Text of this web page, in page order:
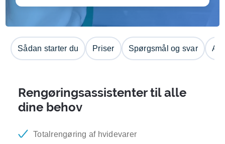
Sådan starter du Priser Spørgsmål og svar
Rengøringsassistenter til alle
dine behov
Totalrengøring af hvidevarer